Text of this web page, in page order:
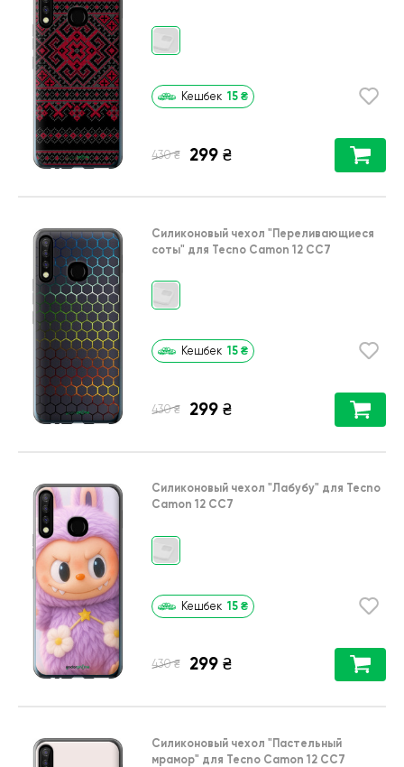
Кешбек 15 ₴
430 ₴ 299 ₴
Силиконовый чехол "Переливающиеся
соты" для Tecno Camon 12 CC7
Кешбек 15 ₴
430 ₴ 299 ₴
Силиконовый чехол "Лабубу" для Tecno
Camon 12 CC7
Кешбек 15 ₴
430 ₴ 299 ₴
Силиконовый чехол "Пастельный
мрамор" для Tecno Camon 12 CC7